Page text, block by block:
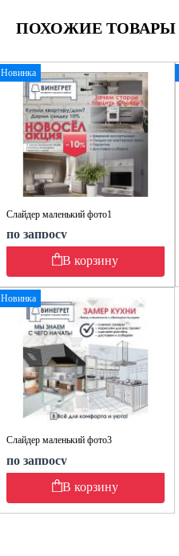
ПОХОЖИЕ ТОВАРЫ
Новинка
Слайдер маленький фото1
по запросу
В корзину
Новинка
Слайдер маленький фото3
по запросу
В корзину